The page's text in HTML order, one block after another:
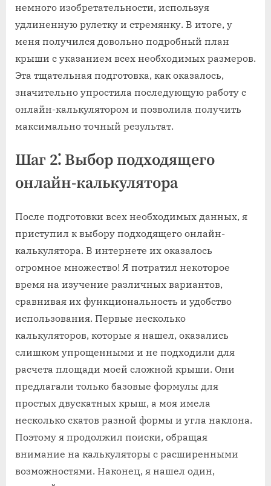
немного изобретательности, используя
удлиненную рулетку и стремянку. В итоге, у
меня получился довольно подробный план
крыши с указанием всех необходимых размеров.
Эта тщательная подготовка, как оказалось,
значительно упростила последующую работу с
онлайн-калькулятором и позволила получить
максимально точный результат.
Шаг 2⁚ Выбор подходящего
онлайн-калькулятора
После подготовки всех необходимых данных, я
приступил к выбору подходящего онлайн-
калькулятора. В интернете их оказалось
огромное множество! Я потратил некоторое
время на изучение различных вариантов,
сравнивая их функциональность и удобство
использования. Первые несколько
калькуляторов, которые я нашел, оказались
слишком упрощенными и не подходили для
расчета площади моей сложной крыши. Они
предлагали только базовые формулы для
простых двускатных крыш, а моя имела
несколько скатов разной формы и угла наклона.
Поэтому я продолжил поиски, обращая
внимание на калькуляторы с расширенными
возможностями. Наконец, я нашел один,